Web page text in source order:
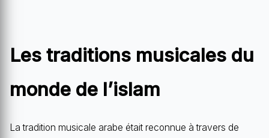
Les traditions musicales du
monde de l’islam
La tradition musicale arabe était reconnue à travers de